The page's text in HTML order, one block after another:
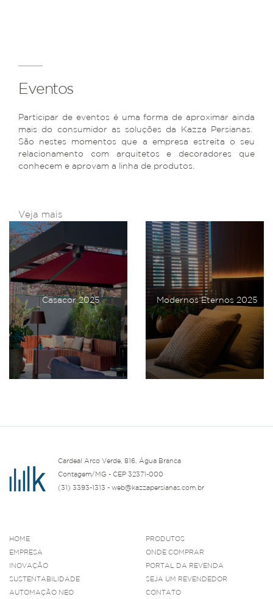
Eventos
Participar de eventos é uma forma de aproximar ainda
mais do consumidor as soluções da Kazza Persianas.
São nestes momentos que a empresa estreita o seu
relacionamento com arquitetos e decoradores que
conhecem e aprovam a linha de produtos.
Veja mais
Casacor 2025 Modernos Eternos 2025
Cardeal Arco Verde, 816, Água Branca
Contagem/MG - CEP 32371-000
(31) 3393-1313 - web@kazzapersianas.com.br
HOME
EMPRESA
INOVAÇÃO
SUSTENTABILIDADE
AUTOMAÇÃO NEO
PRODUTOS
ONDE COMPRAR
PORTAL DA REVENDA
SEJA UM REVENDEDOR
CONTATO